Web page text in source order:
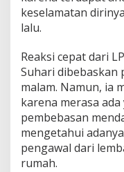
keselamatan
lalu.
Reaksi cepat dari
Suhari dibebaskan
malam. Namun, ia
karena merasa
pembebasan
mengetahui
pengawal dari
rumah.